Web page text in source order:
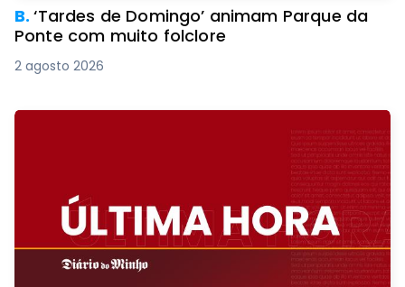
B.‘Tardes de Domingo’ animam Parque da
Ponte com muito folclore
2 agosto 2026